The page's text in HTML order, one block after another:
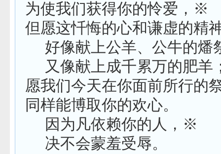
为使我们获得你的怜爱，※
但愿这忏悔的心和谦虚的精
好像献上公羊、公牛的
又像献上成千累万的肥羊
愿我们今天在你面前所行的
同样能博取你的欢心。
因为凡依赖你的人，※
决不会蒙羞受辱。